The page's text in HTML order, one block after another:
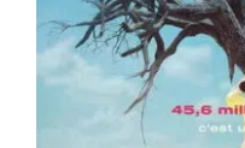
FR - ARTE FHD
FR - 6TER FHD
FR - C8 FHD ◉